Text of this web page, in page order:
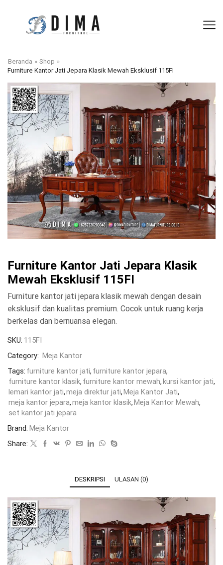
Beranda » Shop »
Furniture Kantor Jati Jepara Klasik Mewah Eksklusif 115FI
Furniture Kantor Jati Jepara Klasik
Mewah Eksklusif 115FI
Furniture kantor jati jepara klasik mewah dengan desain
eksklusif dan kualitas premium. Cocok untuk ruang kerja
berkelas dan bernuansa elegan.
SKU: 115FI
Category: Meja Kantor
Tags: furniture kantor jati, furniture kantor jepara,
furniture kantor klasik, furniture kantor mewah,kursi kantor jati,
lemari kantor jati,meja direktur jati,Meja Kantor Jati,
meja kantor jepara,meja kantor klasik,Meja Kantor Mewah,
set kantor jati jepara
Brand: Meja Kantor
Share:
DESKRIPSI ULASAN (0)